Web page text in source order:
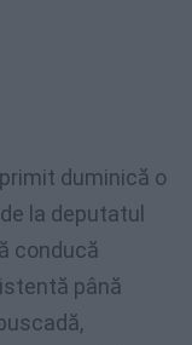
duminică o
la deputatul
conducă
până